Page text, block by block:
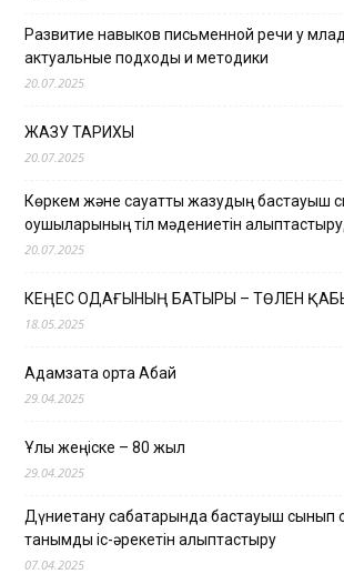
Развитие навыков письменной речи у
актуальные подходы и методики
20.07.2025
ЖАЗУ ТАРИХЫ
20.07.2025
Көркем және сауатты жазудың бастауыш
оқушыларының тіл мәдениетін
20.07.2025
КЕҢЕС ОДАҒЫНЫҢ БАТЫРЫ – ТӨЛЕН
18.05.2025
Адамзатқа ортақ Абай
29.04.2025
Ұлы жеңіске – 80 жыл
29.04.2025
Дүниетану сабақтарында бастауыш сынып
танымдық іс-әрекетін қалыптастыру
07.04.2025